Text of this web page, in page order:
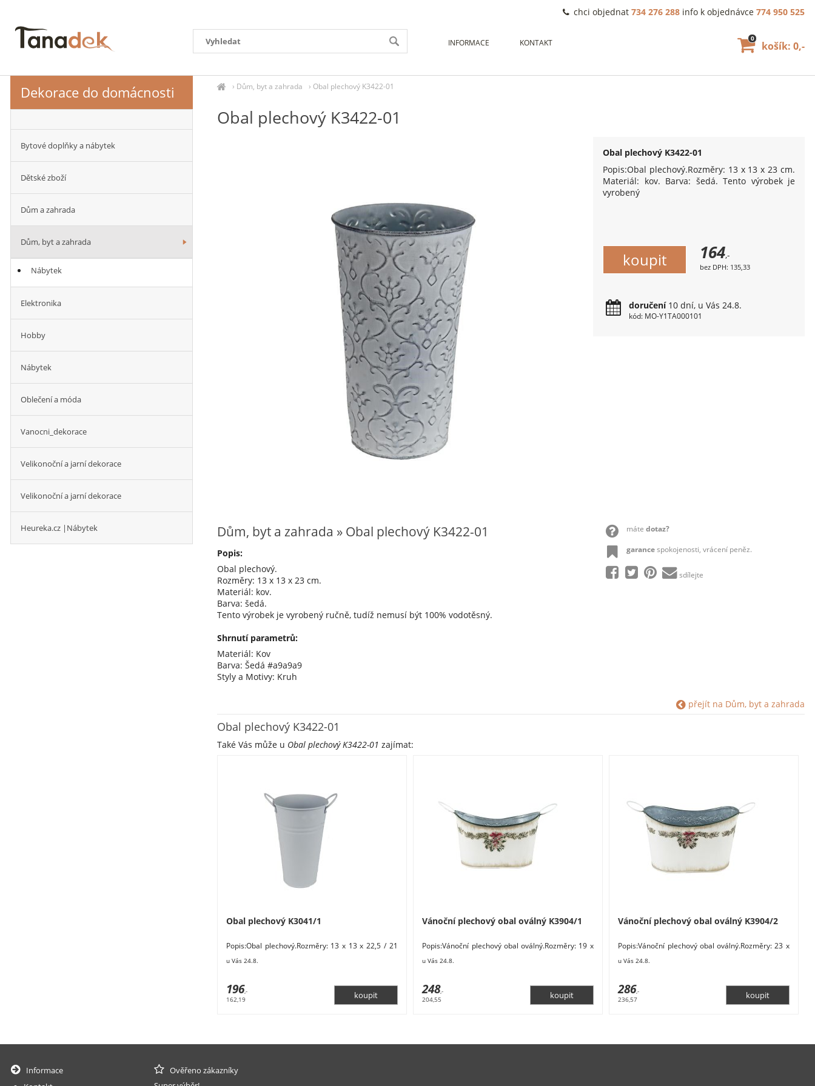
› Dům, byt a zahrada › Obal plechový K3422-01
Obal plechový K3422-01
Obal plechový K3422-01
Popis:Obal plechový.Rozměry: 13 x 13 x 23 cm.
Materiál: kov. Barva: šedá. Tento výrobek je
vyrobený
164,-
bez DPH: 135,33
doručení10 dní, u Vás 24.8.
kód: MO-Y1TA000101
máte dotaz?
garancespokojenosti, vrácení peněz.
sdílejte
Dům, byt a zahrada » Obal plechový K3422-01
Popis:
Obal plechový.
Rozměry: 13 x 13 x 23 cm.
Materiál: kov.
Barva: šedá.
Tento výrobek je vyrobený ručně, tudíž nemusí být 100% vodotěsný.
Shrnutí parametrů:
Materiál: Kov
Barva: Šedá #a9a9a9
Styly a Motivy: Kruh
přejít na Dům, byt a zahrada
Obal plechový K3422-01
Také Vás může u Obal plechový K3422-01 zajímat:
Obal plechový K3041/1
Popis:Obal plechový.Rozměry: 13 x 13 x 22,5 / 21
u Vás 24.8.
196,-
162,19
Vánoční plechový obal oválný K3904/1
Popis:Vánoční plechový obal oválný.Rozměry: 19 x
u Vás 24.8.
248,-
204,55
Vánoční plechový obal oválný K3904/2
Popis:Vánoční plechový obal oválný.Rozměry: 23 x
u Vás 24.8.
286,-
236,57
Dekorace do domácnosti
Bytové doplňky a nábytek
Dětské zboží
Dům a zahrada
Dům, byt a zahrada
Nábytek
Elektronika
Hobby
Nábytek
Oblečení a móda
Vanocni_dekorace
Velikonoční a jarní dekorace
Velikonoční a jarní dekorace
Heureka.cz |Nábytek
INFORMACE KONTAKT
chci objednat 734 276 288 info k objednávce 774 950 525
košík: 0,-
0
Informace
Ověřeno zákazníky